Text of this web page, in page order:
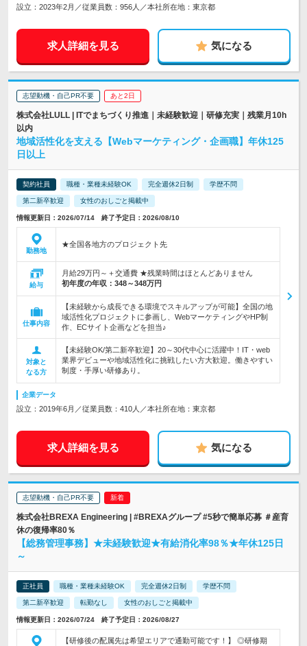
設立：2023年2月／従業員数：956人／本社所在地：東京都
求人詳細を見る 気になる
志望動機・自己PR不要 あと2日
株式会社LULL | ITでまちづくり推進｜未経験歓迎｜研修充実｜残業月10h
以内
地域活性化を支える【Webマーケティング・企画職】年休125
日以上
契約社員 職種・業種未経験OK 完全週休2日制 学歴不問
第二新卒歓迎 女性のおしごと掲載中
情報更新日：2026/07/14 終了予定日：2026/08/10
勤務地
★全国各地方のプロジェクト先
給与
月給29万円～＋交通費 ★残業時間はほとんどありません
初年度の年収： 348～348万円
仕事内容
【未経験から成長できる環境でスキルアップが可能】全国の地
域活性化プロジェクトに参画し、WebマーケティングやHP制
作、ECサイト企画などを担当♪
対象と
なる方
【未経験OK/第二新卒歓迎】20～30代中心に活躍中！IT・web
業界デビューや地域活性化に挑戦したい方大歓迎。働きやすい
制度・手厚い研修あり。
企業データ
設立：2019年6月／従業員数：410人／本社所在地：東京都
求人詳細を見る 気になる
志望動機・自己PR不要
株式会社BREXA Engineering | #BREXAグループ #5秒で簡単応募 ＃産育
休の復帰率80％
【総務管理事務】★未経験歓迎★有給消化率98％★年休125日
～
正社員 職種・業種未経験OK 完全週休2日制 学歴不問
第二新卒歓迎 転勤なし 女性のおしごと掲載中
情報更新日：2026/07/24 終了予定日：2026/08/27
【研修後の配属先は希望エリアで通勤可能です！】 ◎研修期